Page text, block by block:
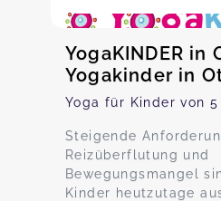
YogaKINDER in
Yogakinder in
Yoga für Kinder von
Steigende
Reizüberflutung und
Bewegungsmangel
Kinder heutzutage